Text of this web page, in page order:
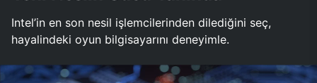
Intel’in en son nesil işlemcilerinden dilediğini seç,
hayalindeki oyun bilgisayarını deneyimle.